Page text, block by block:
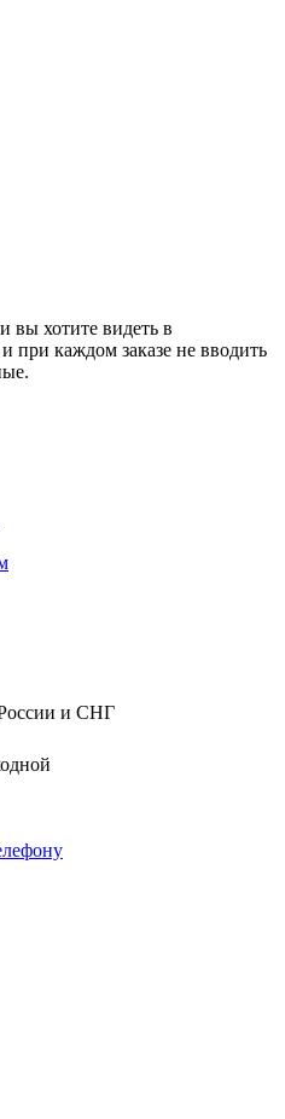
вы хотите видеть в
при каждом заказе не вводить
и СНГ